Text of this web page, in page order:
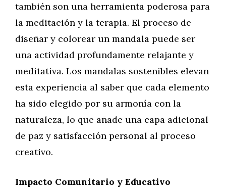
también son una herramienta poderosa para
la meditación y la terapia. El proceso de
diseñar y colorear un mandala puede ser
una actividad profundamente relajante y
meditativa. Los mandalas sostenibles elevan
esta experiencia al saber que cada elemento
ha sido elegido por su armonía con la
naturaleza, lo que añade una capa adicional
de paz y satisfacción personal al proceso
creativo.
Impacto Comunitario y Educativo